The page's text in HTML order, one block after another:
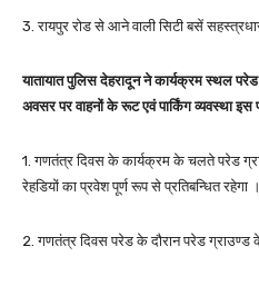
3. रायपुर रोड से आने वाली सिटी बसें
यातायात पुलिस देहरादून ने कार्यक्रम स्थल
अवसर पर वाहनों के रूट एवं पार्किंग व्यवस्था
1. गणतंत्र दिवस के कार्यक्रम के चलते परेड
रेहडियों का प्रवेश पूर्ण रूप से प्रतिबन्धित रहेगा ।
2. गणतंत्र दिवस परेड के दौरान परेड ग्राउण्ड